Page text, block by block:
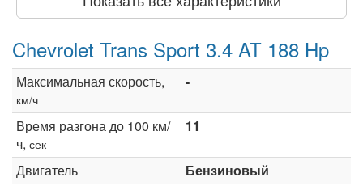
Chevrolet Trans Sport 3.4 AT 188 Hp
Максимальная скорость,
км/ч
-
Время разгона до 100 км/
ч, сек
11
Двигатель
Бензиновый